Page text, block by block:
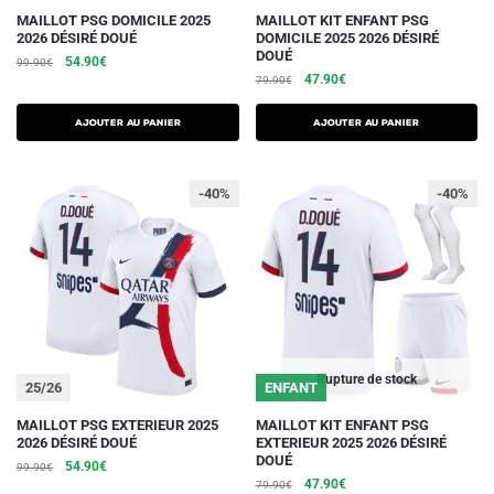
MAILLOT PSG DOMICILE 2025
2026 DÉSIRÉ DOUÉ
99.90€
Le
initial
était :
99.90€.
54.90€Le
actuel
est :
54.90€.
AJOUTER AU PANIER
Ce
produit
a
variations.
peuvent
être
choisies
produit
MAILLOT KIT ENFANT PSG
DOMICILE 2025 2026 DÉSIRÉ
DOUÉ
79.90€
Le
initial
était :
47.90€Le
actuel
est :
AJOUTER AU PANIER
Ce
produit
a
variations.
peuvent
être
choisies
produit
25/26
-40%
MAILLOT PSG EXTERIEUR 2025
2026 DÉSIRÉ DOUÉ
99.90€
Le
54.90€Le
Ce
produit
a
Rupture de stock
ENFANT
-40%
MAILLOT KIT ENFANT PSG
EXTERIEUR 2025 2026 DÉSIRÉ
DOUÉ
79.90€
Le
47.90€Le
Ce
produit
a